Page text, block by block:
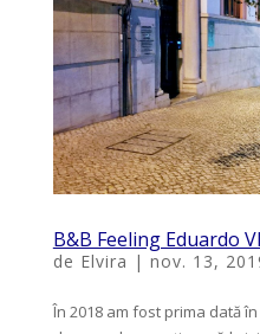
B&B Feeling Eduardo
de Elvira | nov. 13,
În 2018 am fost prima dată